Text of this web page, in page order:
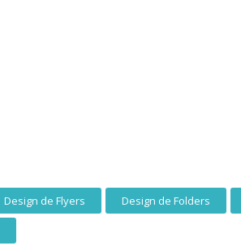
Design de Flyers Design de Folders